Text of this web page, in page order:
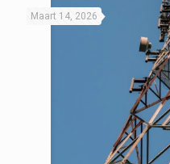
Maart 14, 2026